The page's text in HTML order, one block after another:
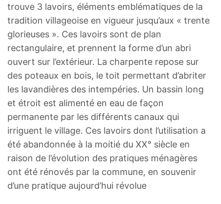
trouve 3 lavoirs, éléments emblématiques de la
tradition villageoise en vigueur jusqu’aux « trente
glorieuses ». Ces lavoirs sont de plan
rectangulaire, et prennent la forme d’un abri
ouvert sur l’extérieur. La charpente repose sur
des poteaux en bois, le toit permettant d’abriter
les lavandières des intempéries. Un bassin long
et étroit est alimenté en eau de façon
permanente par les différents canaux qui
irriguent le village. Ces lavoirs dont l’utilisation a
été abandonnée à la moitié du XX° siècle en
raison de l’évolution des pratiques ménagères
ont été rénovés par la commune, en souvenir
d’une pratique aujourd’hui révolue